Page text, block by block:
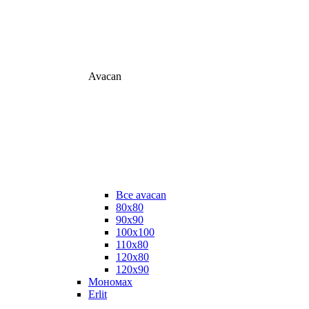
Avacan
Все avacan
80х80
90х90
100х100
110х80
120х80
120х90
Мономах
Erlit